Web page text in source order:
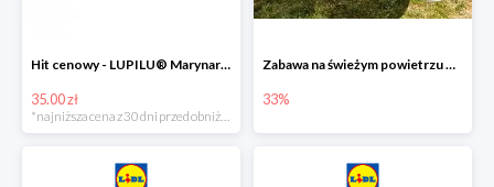
Hit cenowy - LUPILU® Marynarka chłopięca
35.00 zł
Zabawa na świeżym powietrzu w Lidlu do -33%
33%